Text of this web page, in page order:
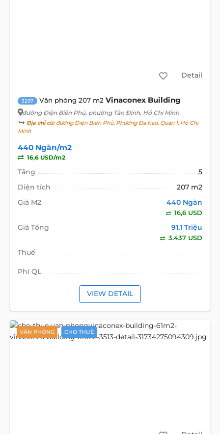
Detail
3297 Văn phòng 207 m2 Vinaconex Building
đường Điện Biên Phủ, phường Tân Định, Hồ Chí Minh
Địa chỉ cũ:đường Điện Biên Phủ, Phường Đa Kao, Quận 1, Hồ Chí
Minh
440 Ngàn/m2
16,6 USD/m2
Tầng
5
Diện tích
207 m2
Giá M2
440 Ngàn
16,6 USD
Giá Tổng 91,1 Triệu
3.437 USD
Thuế
Phí QL
VIEW DETAIL
VĂN PHÒNG CHO THUÊ